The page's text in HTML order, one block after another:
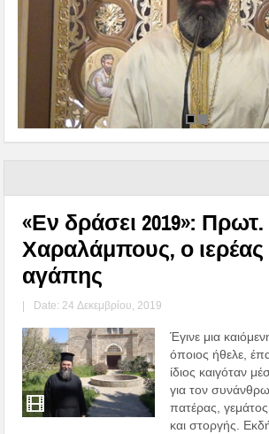
«Εν δράσει 2019»:
Χαραλάμπους, ο ιερέας
αγάπης
| Date: 24 Δεκεμβρίου, 2019
Έγινε μια
όποιος ήθελε,
ίδιος καιγόταν
για τον
πατέρας,
και στοργής.